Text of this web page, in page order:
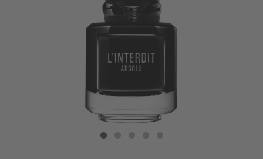
Givenchy L'Interdit Absolu Intense Eau de Parfum